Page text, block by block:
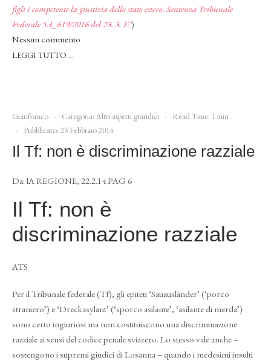
figli è competente la giustizia dello stato estero. Sentenza Tribunale
Federale 5A_619/2016 del 23. 3. 17)
Nessun commento
LEGGI TUTTO …
Gianfranco Categoria: Altri aspetti giuridici
Read Time: 1 min
Pubblicato: 23 Febbraio 2014
Il Tf: non è discriminazione razziale
Da: lA REGIONE, 22.2.14 PAG 6
Il Tf: non è
discriminazione razziale
ATS
Per il Tribunale federale (Tf), gli epiteti ‘Sauausländer’ (‘porco
straniero’) e ‘Dreckasylant’ (‘sporco asilante’, ‘asilante di merda’)
sono certo ingiuriosi ma non costituiscono una discriminazione
razziale ai sensi del codice penale svizzero. Lo stesso vale anche –
sostengono i supremi giudici di Losanna – quando i medesimi insulti